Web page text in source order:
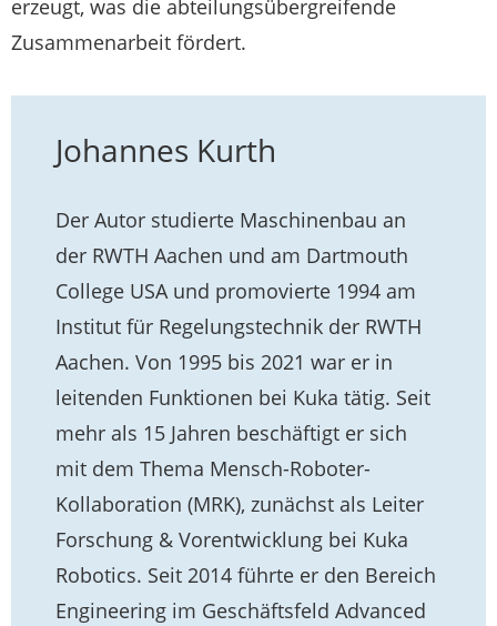
erzeugt, was die abteilungsübergreifende
Zusammenarbeit fördert.
Johannes Kurth
Der Autor studierte Maschinenbau an
der RWTH Aachen und am Dartmouth
College USA und promovierte 1994 am
Institut für Regelungstechnik der RWTH
Aachen. Von 1995 bis 2021 war er in
leitenden Funktionen bei Kuka tätig. Seit
mehr als 15 Jahren beschäftigt er sich
mit dem Thema Mensch-Roboter-
Kollaboration (MRK), zunächst als Leiter
Forschung & Vorentwicklung bei Kuka
Robotics. Seit 2014 führte er den Bereich
Engineering im Geschäftsfeld Advanced